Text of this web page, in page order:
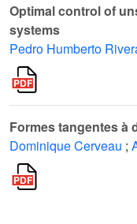
Optimal control of
systems
Pedro Humberto
Formes tangentes à
Dominique Cerveau ;